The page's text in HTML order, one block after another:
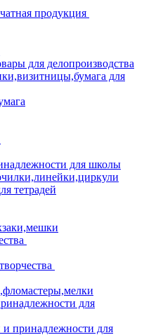
продукция
для делопроизводства
для
для школы
тетрадей
для
принадлежности для